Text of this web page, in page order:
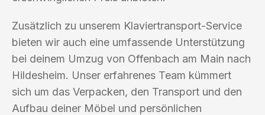
Zusätzlich zu unserem Klaviertransport-Service
bieten wir auch eine umfassende Unterstützung
bei deinem Umzug von Offenbach am Main nach
Hildesheim. Unser erfahrenes Team kümmert
sich um das Verpacken, den Transport und den
Aufbau deiner Möbel und persönlichen